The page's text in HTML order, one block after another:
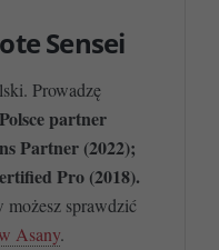
Sensei
Prowadzę
partner
Partner (2022);
Pro (2018).
możesz sprawdzić
Asany.